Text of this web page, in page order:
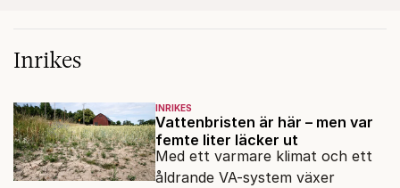
Inrikes
INRIKES
Vattenbristen är här – men var
femte liter läcker ut
Med ett varmare klimat och ett
åldrande VA-system växer